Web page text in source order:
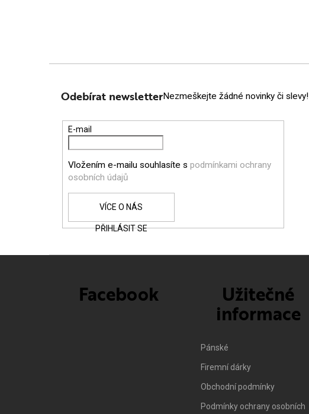
Odebírat newsletterNezmeškejte žádné novinky či slevy!
E-mail
Vložením e-mailu souhlasíte s podmínkami ochrany
osobních údajů
PŘIHLÁSIT SE
Facebook Užitečné
informace
Pánské
Firemní dárky
Obchodní podmínky
Podmínky ochrany osobních